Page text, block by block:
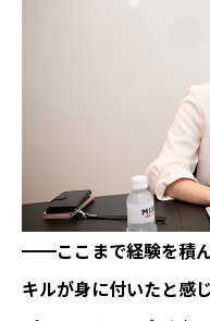
━━ここまで経験を積
キルが身に付いたと感